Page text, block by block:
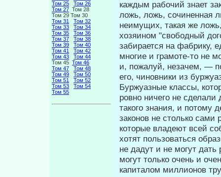
Том 25
Том 26
Том 27 Том 28
Том 29 Том 30
Том 31
Том 32
Том 33
Том 34
Том 35
Том 36
Том 37
Том 38
Том 39
Том 40
Том 41
Том 42
Том 43
Том 44
Том 45 Том 46
Том 47
Том 48
Том 49
Том 50
Том 51
Том 52
Том 53
Том 54
Том 55
каждым рабочий знает
ложь, ложь, сочиненная
неимущих, такая же
хозяином "свободный
забирается на фабрику,
многие и грамоте-то не
и, пожалуй, незачем, —
его, чиновники из
Буржуазные классы,
ровно ничего не сделали
такого знания, и потому
законов не столько сами
которые владеют всей
хотят пользоваться
не дадут и не могут дать
могут только очень и
капиталом миллионов